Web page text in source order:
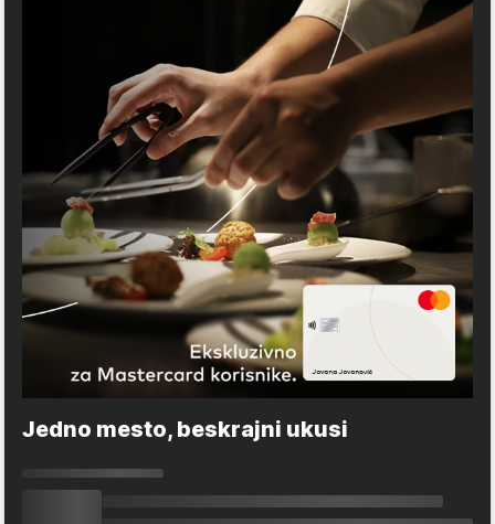
Jedno mesto, beskrajni ukusi